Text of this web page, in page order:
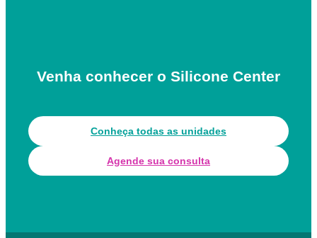
Venha conhecer o Silicone Center
Conheça todas as unidades
Agende sua consulta